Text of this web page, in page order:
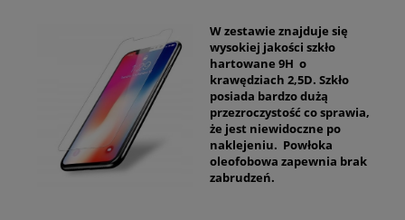
W zestawie znajduje się
wysokiej jakości szkło
hartowane 9H o
krawędziach 2,5D. Szkło
posiada bardzo dużą
przezroczystość co sprawia,
że jest niewidoczne po
naklejeniu. Powłoka
oleofobowa zapewnia brak
zabrudzeń.